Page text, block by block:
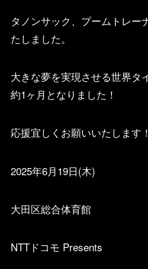
タノンサック、プームトレー
たしました。
大きな夢を実現させる世界タ
約1ヶ月となりました！
応援宜しくお願いいたします
2025年6月19日(木)
大田区総合体育館
NTTドコモ Presents